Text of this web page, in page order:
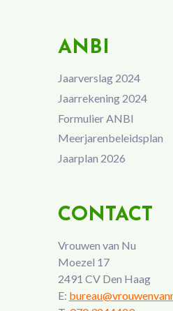
ANBI
Jaarverslag 2024
Jaarrekening 2024
Formulier ANBI
Meerjarenbeleidsplan
Jaarplan 2026
CONTACT
Vrouwen van Nu
Moezel 17
2491 CV Den Haag
E: